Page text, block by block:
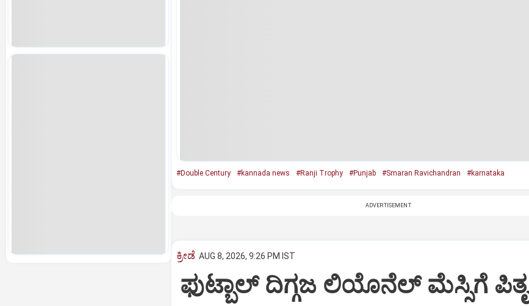
#Double Century #kannada news #Ranji Trophy #Punjab #Smaran Ravichandran #karnataka
ADVERTISEMENT
ಕ್ರೀಡೆ AUG 8, 2026, 9:26 PM IST
ಫುಟ್ಬಾಲ್ ದಿಗ್ಗಜ ಲಿಯೊನೆಲ್‌ ಮೆಸ್ಸಿಗೆ ಪಿತೃ